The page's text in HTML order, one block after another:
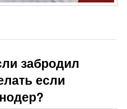
забродил
если